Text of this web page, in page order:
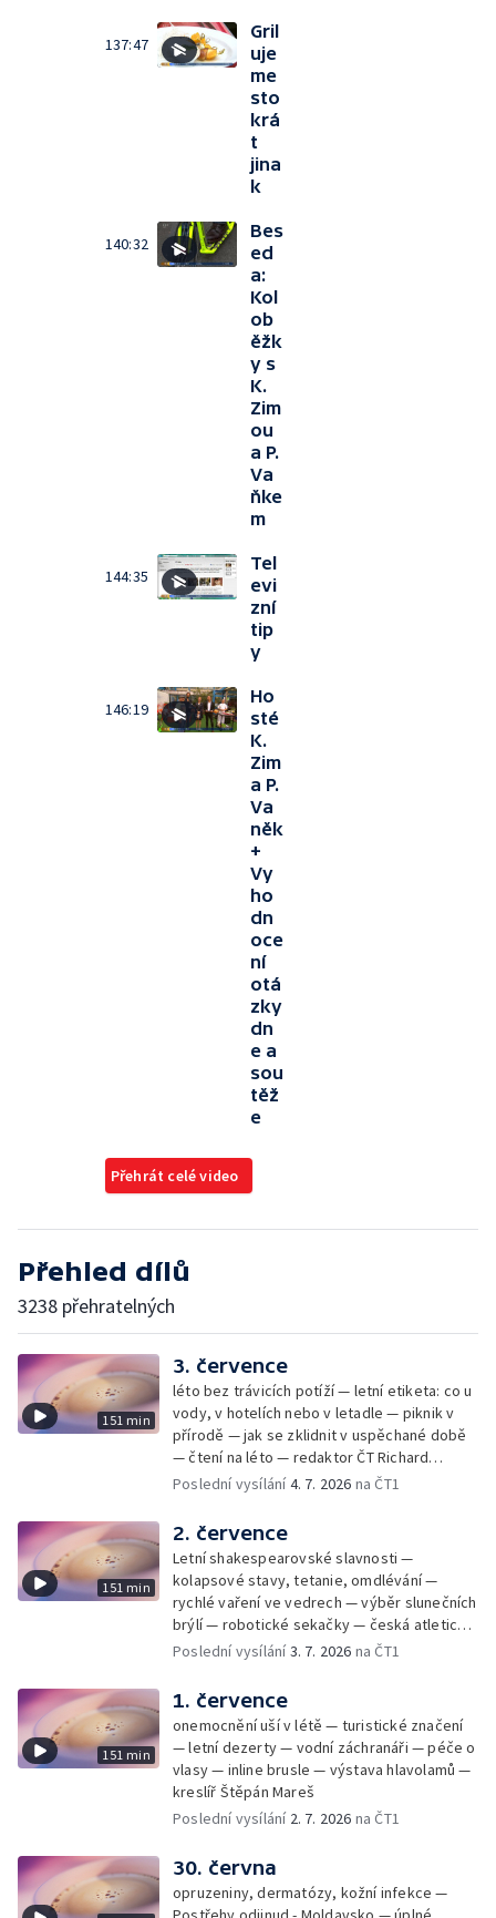
137:47
Gril
uje
me
sto
krá
t
jina
k
140:32
Bes
ed
a:
Kol
ob
ěžk
y s
K.
Zim
ou
a P.
Va
ňke
m
144:35
Tel
evi
zní
tip
y
146:19
Ho
sté
K.
Zim
a P.
Va
něk
+
Vy
ho
dn
oce
ní
otá
zky
dn
e a
sou
těž
e
Přehrát celé video
Přehled dílů
3238 přehratelných
151 min
3. července
léto bez trávicích potíží — letní etiketa: co u
vody, v hotelích nebo v letadle — piknik v
přírodě — jak se zklidnit v uspěchané době
— čtení na léto — redaktor ČT Richard
Samko
Poslední vysílání4. 7. 2026 na ČT1
151 min
2. července
Letní shakespearovské slavnosti —
kolapsové stavy, tetanie, omdlévání —
rychlé vaření ve vedrech — výběr slunečních
brýlí — robotické sekačky — česká atletická
rekordmanka — psí seriál: výmarský
Poslední vysílání3. 7. 2026 na ČT1
151 min
1. července
onemocnění uší v létě — turistické značení
— letní dezerty — vodní záchranáři — péče o
vlasy — inline brusle — výstava hlavolamů —
kreslíř Štěpán Mareš
Poslední vysílání 2. 7. 2026 na ČT1
30. června
opruzeniny, dermatózy, kožní infekce —